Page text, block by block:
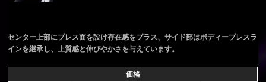
センター上部にプレス面を設け存在感をプラス、サイド部はボディープレスラ
インを継承し、上質感と伸びやかさを与えています。
価格